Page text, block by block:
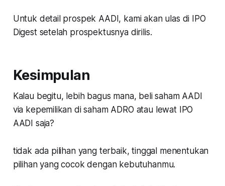
Untuk detail prospek AADI, kami akan ulas di IPO
Digest setelah prospektusnya dirilis.
Kesimpulan
Kalau begitu, lebih bagus mana, beli saham AADI
via kepemilikan di saham ADRO atau lewat IPO
AADI saja?
tidak ada pilihan yang terbaik, tinggal menentukan
pilihan yang cocok dengan kebutuhanmu.